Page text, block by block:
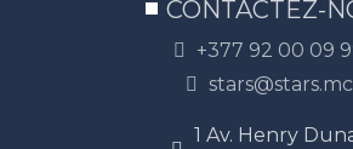
CONTACTEZ-
+377 92 00 09
stars@stars.mc
1 Av. Henry